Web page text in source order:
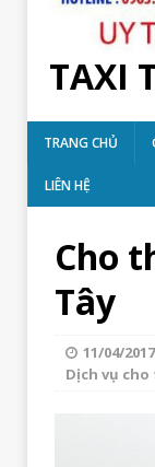
TAXI
TRANG CHỦ
LIÊN HỆ
Cho
Tây
11/04/2017
Dịch vụ